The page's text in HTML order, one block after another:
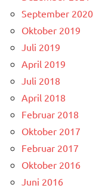
September 2020
Oktober 2019
Juli 2019
April 2019
Juli 2018
April 2018
Februar 2018
Oktober 2017
Februar 2017
Oktober 2016
Juni 2016